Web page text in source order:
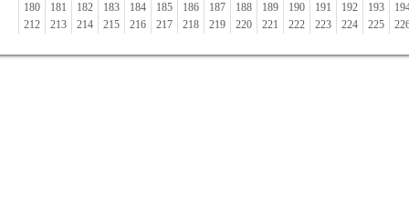
180
181 182 183 184 185 186 187 188 189 190 191 192 193
212
213 214 215 216 217 218 219 220 221 222 223 224 225